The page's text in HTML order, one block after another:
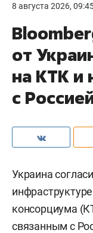
8 августа 2026,
от
на КТК и
с
Украина
консорциума
связанным с